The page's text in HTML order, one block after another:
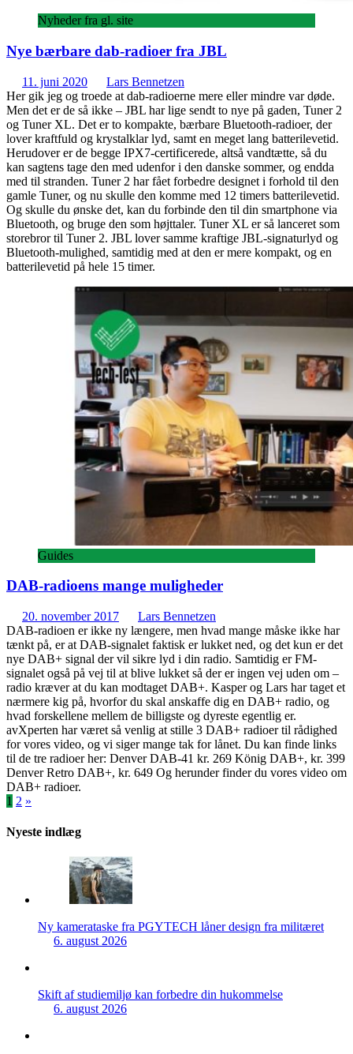
Nyheder fra gl. site
Nye bærbare dab-radioer fra JBL
11. juni 2020
Lars Bennetzen
Her gik jeg og troede at dab-radioerne mere eller mindre var døde.
Men det er de så ikke – JBL har lige sendt to nye på gaden, Tuner 2
og Tuner XL. Det er to kompakte, bærbare Bluetooth-radioer, der
lover kraftfuld og krystalklar lyd, samt en meget lang batterilevetid.
Herudover er de begge IPX7-certificerede, altså vandtætte, så du
kan sagtens tage den med udenfor i den danske sommer, og endda
med til stranden. Tuner 2 har fået forbedre designet i forhold til den
gamle Tuner, og nu skulle den komme med 12 timers batterilevetid.
Og skulle du ønske det, kan du forbinde den til din smartphone via
Bluetooth, og bruge den som højttaler. Tuner XL er så lanceret som
storebror til Tuner 2. JBL lover samme kraftige JBL-signaturlyd og
Bluetooth-mulighed, samtidig med at den er mere kompakt, og en
batterilevetid på hele 15 timer.
Guides
DAB-radioens mange muligheder
20. november 2017
Lars Bennetzen
DAB-radioen er ikke ny længere, men hvad mange måske ikke har
tænkt på, er at DAB-signalet faktisk er lukket ned, og det kun er det
nye DAB+ signal der vil sikre lyd i din radio. Samtidig er FM-
signalet også på vej til at blive lukket så der er ingen vej uden om –
radio kræver at du kan modtaget DAB+. Kasper og Lars har taget et
nærmere kig på, hvorfor du skal anskaffe dig en DAB+ radio, og
hvad forskellene mellem de billigste og dyreste egentlig er.
avXperten har været så venlig at stille 3 DAB+ radioer til rådighed
for vores video, og vi siger mange tak for lånet. Du kan finde links
til de tre radioer her: Denver DAB-41 kr. 269 König DAB+, kr. 399
Denver Retro DAB+, kr. 649 Og herunder finder du vores video om
DAB+ radioer.
Indlægsinddeling
1 2 »
Nyeste indlæg
Ny kamerataske fra PGYTECH låner design fra militæret
6. august 2026
Skift af studiemiljø kan forbedre din hukommelse
6. august 2026